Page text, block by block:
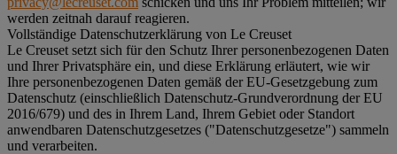
werden zeitnah darauf reagieren.
Vollständige Datenschutzerklärung von Le Creuset
Le Creuset setzt sich für den Schutz Ihrer personenbezogenen Daten
und Ihrer Privatsphäre ein, und diese Erklärung erläutert, wie wir
Ihre personenbezogenen Daten gemäß der EU-Gesetzgebung zum
Datenschutz (einschließlich Datenschutz-Grundverordnung der EU
2016/679) und des in Ihrem Land, Ihrem Gebiet oder Standort
anwendbaren Datenschutzgesetzes ("Datenschutzgesetze") sammeln
und verarbeiten.